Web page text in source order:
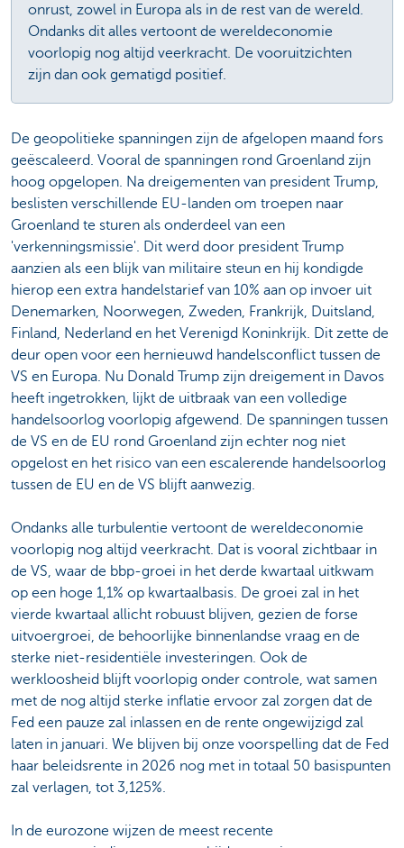
onrust, zowel in Europa als in de rest van de wereld.
Ondanks dit alles vertoont de wereldeconomie
voorlopig nog altijd veerkracht. De vooruitzichten
zijn dan ook gematigd positief.
De geopolitieke spanningen zijn de afgelopen maand fors
geëscaleerd. Vooral de spanningen rond Groenland zijn
hoog opgelopen. Na dreigementen van president Trump,
beslisten verschillende EU-landen om troepen naar
Groenland te sturen als onderdeel van een
'verkenningsmissie'. Dit werd door president Trump
aanzien als een blijk van militaire steun en hij kondigde
hierop een extra handelstarief van 10% aan op invoer uit
Denemarken, Noorwegen, Zweden, Frankrijk, Duitsland,
Finland, Nederland en het Verenigd Koninkrijk. Dit zette de
deur open voor een hernieuwd handelsconflict tussen de
VS en Europa. Nu Donald Trump zijn dreigement in Davos
heeft ingetrokken, lijkt de uitbraak van een volledige
handelsoorlog voorlopig afgewend. De spanningen tussen
de VS en de EU rond Groenland zijn echter nog niet
opgelost en het risico van een escalerende handelsoorlog
tussen de EU en de VS blijft aanwezig.
Ondanks alle turbulentie vertoont de wereldeconomie
voorlopig nog altijd veerkracht. Dat is vooral zichtbaar in
de VS, waar de bbp-groei in het derde kwartaal uitkwam
op een hoge 1,1% op kwartaalbasis. De groei zal in het
vierde kwartaal allicht robuust blijven, gezien de forse
uitvoergroei, de behoorlijke binnenlandse vraag en de
sterke niet-residentiële investeringen. Ook de
werkloosheid blijft voorlopig onder controle, wat samen
met de nog altijd sterke inflatie ervoor zal zorgen dat de
Fed een pauze zal inlassen en de rente ongewijzigd zal
laten in januari. We blijven bij onze voorspelling dat de Fed
haar beleidsrente in 2026 nog met in totaal 50 basispunten
zal verlagen, tot 3,125%.
In de eurozone wijzen de meest recente